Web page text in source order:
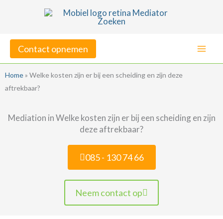
inhoudContact opnemen
Home » Welke kosten zijn er bij een scheiding en zijn deze
aftrekbaar?
Mediation in Welke kosten zijn er bij een scheiding en zijn
deze aftrekbaar?
085 - 130 74 66
Neem contact op